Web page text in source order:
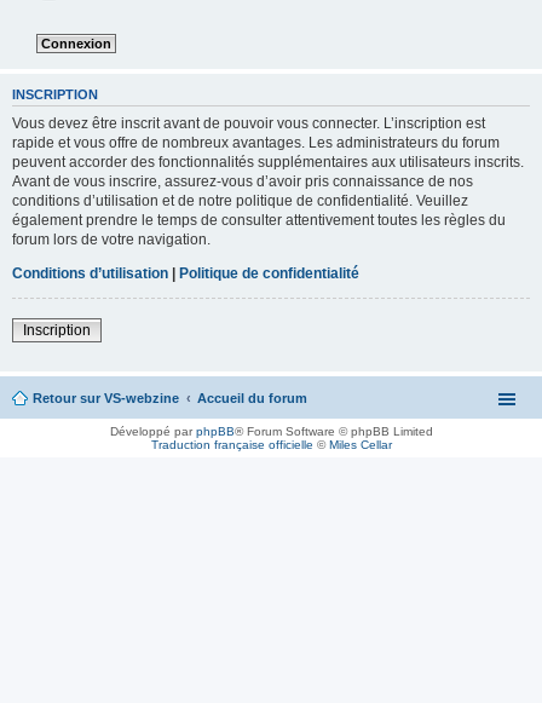
INSCRIPTION
Vous devez être inscrit avant de pouvoir vous connecter. L’inscription est
rapide et vous offre de nombreux avantages. Les administrateurs du forum
peuvent accorder des fonctionnalités supplémentaires aux utilisateurs inscrits.
Avant de vous inscrire, assurez-vous d’avoir pris connaissance de nos
conditions d’utilisation et de notre politique de confidentialité. Veuillez
également prendre le temps de consulter attentivement toutes les règles du
forum lors de votre navigation.
Conditions d’utilisation | Politique de confidentialité
Inscription
Retour sur VS-webzine Accueil du forum
Développé parphpBB® Forum Software © phpBB Limited
Traduction française officielle ©Miles Cellar